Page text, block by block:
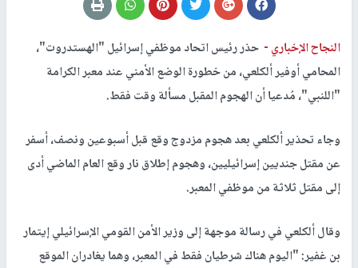
النجاح الإخباري - حذر رئيس اتحاد موظفي إسرائيل "الهستدروت"،
المحامي أوفير ألكلعي، من خطورة الوضع الأمني عند معبر الكرامة
"اللنبي"، مُدعيا أن الهجوم المقبل مسألة وقت فقط.
وجاء تحذير ألكلعي بعد هجوم مزدوج وقع قبل أسبوعين ونصف، أسفر
عن مقتل جنديين إسرائيليين، وهجوم إطلاق نار وقع العام الماضي أدى
إلى مقتل ثلاثة من موظفي المعبر.
وقال ألكلعي في رسالة موجهة إلى وزير الأمن القومي الإسرائيلي إيتمار
بن غفير: "اليوم هناك شرطيان فقط في المعبر، وهما يغادران الموقع